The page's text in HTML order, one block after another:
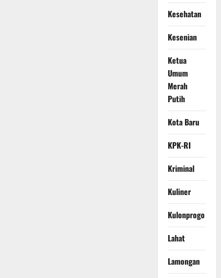
Kesehatan
Kesenian
Ketua
Umum
Merah
Putih
Kota Baru
KPK-RI
Kriminal
Kuliner
Kulonprogo
Lahat
Lamongan